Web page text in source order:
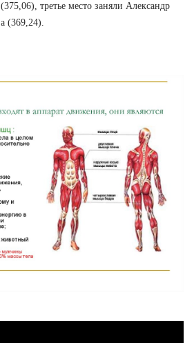
третье место заняли Александр
(369,24).